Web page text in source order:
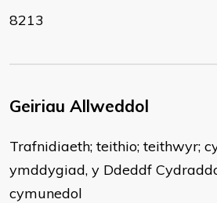
8213
Geiriau Allweddol
Trafnidiaeth; teithio; teithwyr;
ymddygiad, y Ddeddf
cymunedol